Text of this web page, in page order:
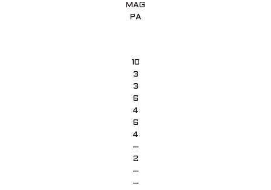
MAG
PA
10
3
3
6
4
6
4
–
2
–
–